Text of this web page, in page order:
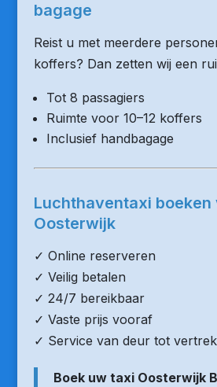
bagage
Reist u met meerdere
koffers? Dan zetten wij een
Tot 8 passagiers
Ruimte voor 10–12 koffers
Inclusief handbagage
Luchthaventaxi boeken
Oosterwijk
✓ Online reserveren
✓ Veilig betalen
✓ 24/7 bereikbaar
✓ Vaste prijs vooraf
✓ Service van deur tot
Boek uw taxi Oosterwijk